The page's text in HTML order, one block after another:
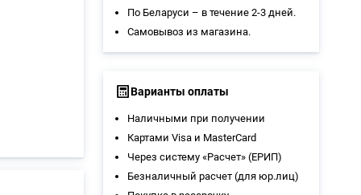
По Беларуси – в течение 2-3 дней.
Самовывоз из магазина.
Варианты оплаты
Наличными при получении
Картами Visa и MasterCard
Через систему «Расчет» (ЕРИП)
Безналичный расчет (для юр.лиц)